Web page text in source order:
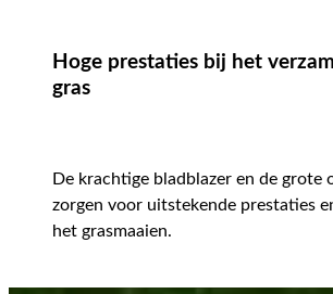
Hoge prestaties bij het
gras
De krachtige bladblazer en de grote
zorgen voor uitstekende prestaties
het grasmaaien.